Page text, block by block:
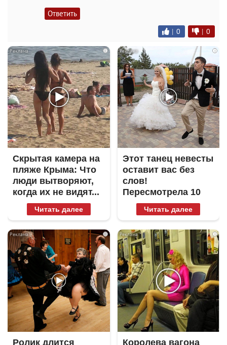
Ответить
| 0 | 0
i
Скрытая камера на
пляже Крыма: Что
люди вытворяют,
когда их не видят...
Читать далее
i
Этот танец невесты
оставит вас без
слов!
Пересмотрела 10
раз
Читать далее
i
Ролик длится
i
Королева вагона